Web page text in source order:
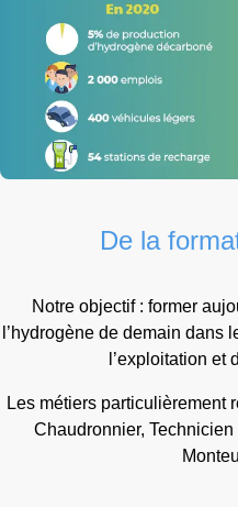
De la
Notre objectif : former
l’hydrogène de demain dans
l’exploitation et
Les métiers particulièrement
Chaudronnier,